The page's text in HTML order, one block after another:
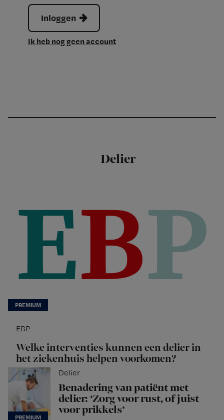
Inloggen
Ik heb nog geen account
Delier
EBP
Welke interventies kunnen een delier in
het ziekenhuis helpen voorkomen?
Delier
Benadering van patiënt met
delier: ‘Zorg voor rust, of juist
voor prikkels’